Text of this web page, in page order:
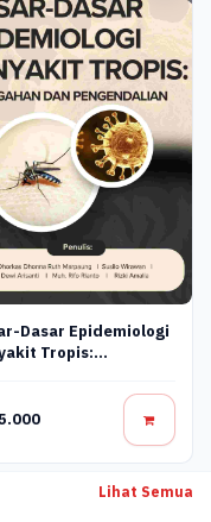
Dasar Epidemiologi
Tropis:
Lihat Semua